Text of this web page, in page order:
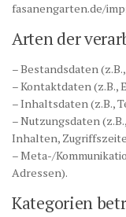
fasanengarten.de/
Arten der
– Bestandsdaten
– Kontaktdaten (z.B.,
– Inhaltsdaten (z.B.,
– Nutzungsdaten
Inhalten,
– Meta-/
Adressen).
Kategorien